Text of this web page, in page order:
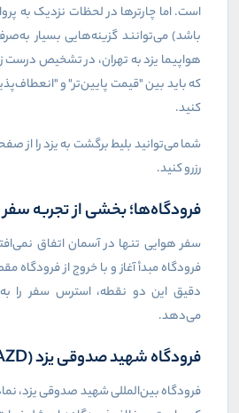
است. اما چارترها در لحظات نزدیک به
باشد) می‌توانند گزینه‌هایی بسیار
هواپیما یزد به تهران، در تشخیص درست
که باید بین "قیمت پایین‌تر" و
کنید.
شما می‌توانید بلیط برگشت به یزد را از
رزرو کنید.
فرودگاه‌ها؛ بخشی از تجربه
سفر هوایی تنها در آسمان اتفاق
فرودگاه مبدأ آغاز و با خروج از فرودگاه
دقیق این دو نقطه، استرس سفر را
می‌دهد.
فرودگاه شهید صدوقی یزد (
فرودگاه بین‌المللی شهید صدوقی یزد،